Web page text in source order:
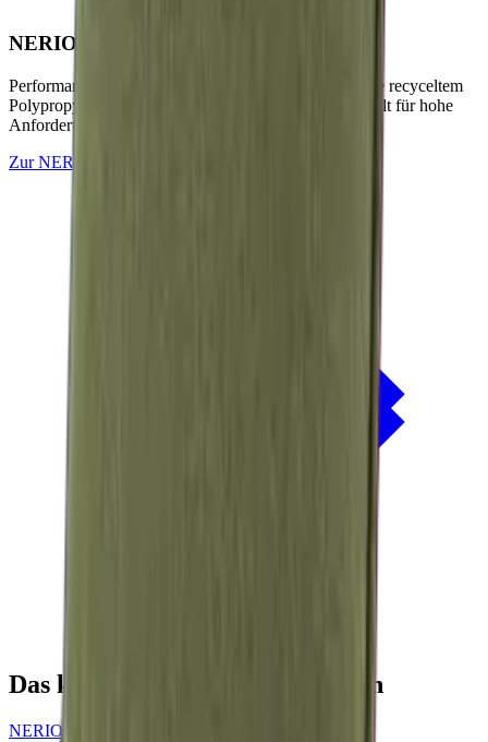
NERIO · Oceana
Performance-Outdoorstoffe auf Basis von OceanCycle recyceltem
Polypropylen. Solution-dyed, PFAS-frei und entwickelt für hohe
Anforderungen im Außenbereich.
ZurNERIO · Oceana
Das könnte Sie auch interessieren
NERIO · Oceana